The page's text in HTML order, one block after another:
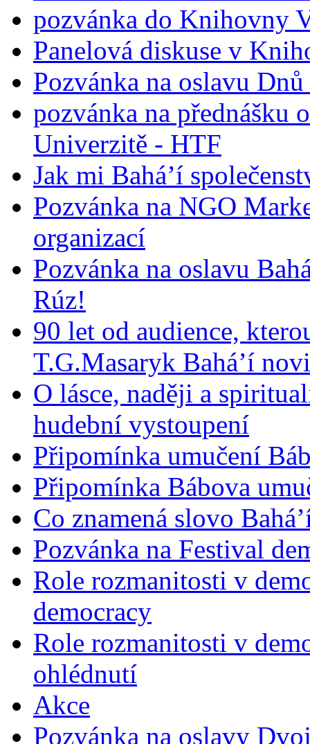
pozvánka do Knihovny
Panelová diskuse v
Pozvánka na oslavu
pozvánka na přednášku
Univerzitě - HTF
Jak mi Bahá’í
Pozvánka na NGO
organizací
Pozvánka na oslavu
Rúz!
90 let od audience,
T.G.Masaryk Bahá’í
O lásce, naději a
hudební vystoupení
Připomínka umučení
Připomínka Bábova
Co znamená slovo
Pozvánka na Festival
Role rozmanitosti v
democracy
Role rozmanitosti v
ohlédnutí
Akce
Pozvánka na oslavy